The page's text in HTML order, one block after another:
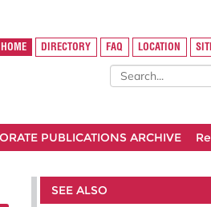
HOME DIRECTORY FAQ LOCATION
PUBLICATIONS ARCHIVE
SEE ALSO